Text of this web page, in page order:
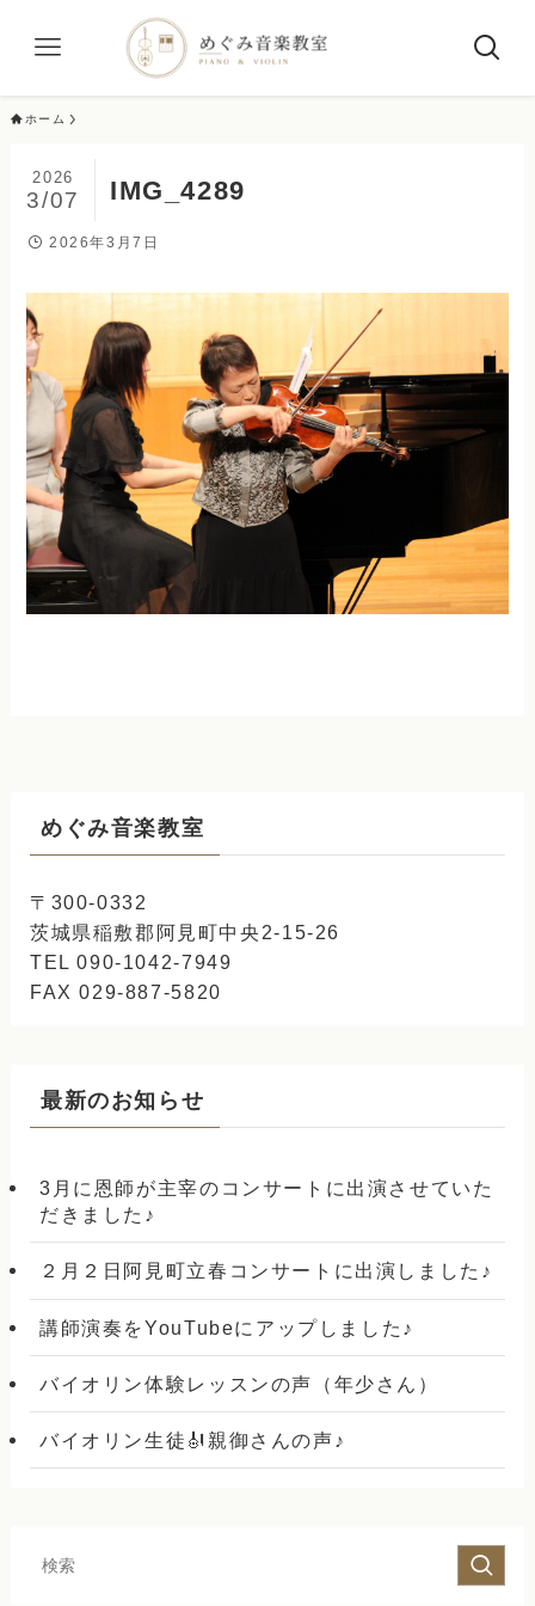
ホーム
IMG_4289
2026
3/07
2026年3月7日
めぐみ音楽教室
〒300-0332
茨城県稲敷郡阿見町中央2-15-26
TEL 090-1042-7949
FAX 029-887-5820
最新のお知らせ
3月に恩師が主宰のコンサートに出演させていた
だきました♪
２月２日阿見町立春コンサートに出演しました♪
講師演奏をYouTubeにアップしました♪
バイオリン体験レッスンの声（年少さん）
バイオリン生徒🎻親御さんの声♪